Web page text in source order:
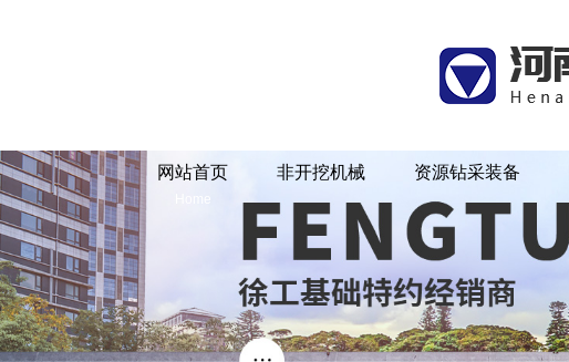
网站首页
Home
非开挖机械 资源钻采装备
XDN、XDT系列顶管机
XDN-H-R系列顶管机 XDN-S系列顶管机 河南水井钻机厂家[XSL4/200]